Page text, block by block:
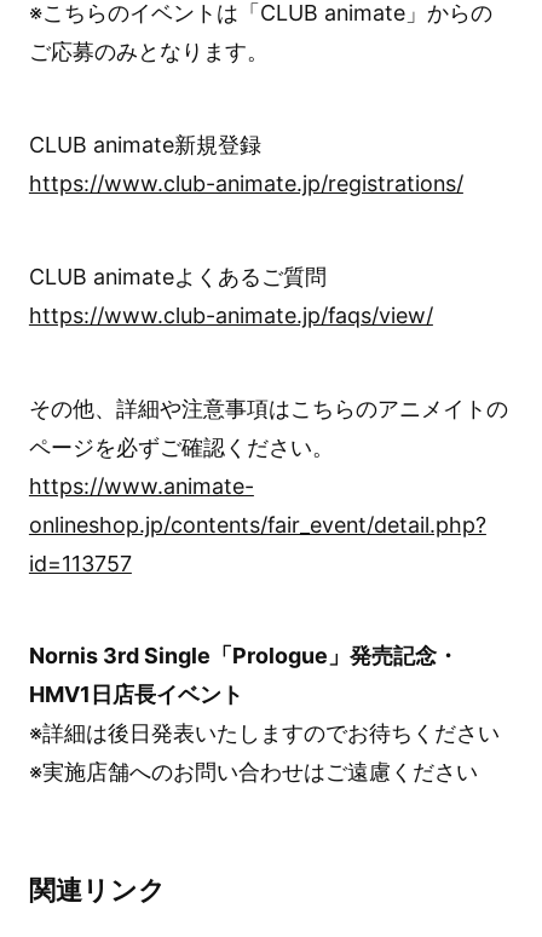
※こちらのイベントは「CLUB animate」からの
ご応募のみとなります。
CLUB animate新規登録
https://www.club-animate.jp/registrations/
CLUB animateよくあるご質問
https://www.club-animate.jp/faqs/view/
その他、詳細や注意事項はこちらのアニメイトの
ページを必ずご確認ください。
https://www.animate-
onlineshop.jp/contents/fair_event/detail.php?
id=113757
Nornis 3rd Single「Prologue」発売記念・
HMV1日店長イベント
※詳細は後日発表いたしますのでお待ちください
※実施店舗へのお問い合わせはご遠慮ください
関連リンク